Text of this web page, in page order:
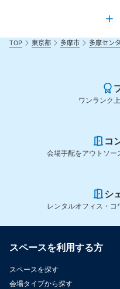
TOP 東京都 多摩市 多摩セン
ワンランク
コ
会場手配をアウトソー
シ
レンタルオフィス・
スペースを利用する方
スペースを探す
会場タイプから探す